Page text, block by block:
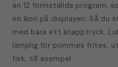
än 12 förinställda program,
en ikon på displayen. Så du
med bara ett knapptryck.
lämplig för pommes frites,
fisk, till exempel.